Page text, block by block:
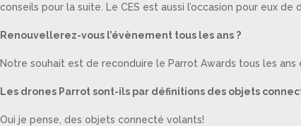
conseils pour la suite. Le CES est aussi l’occasion pour eux de
Renouvellerez-vous l’évènement tous les ans ?
Notre souhait est de reconduire le Parrot Awards tous les ans
Les drones Parrot sont-ils par définitions des objets
Oui je pense, des objets connecté volants!